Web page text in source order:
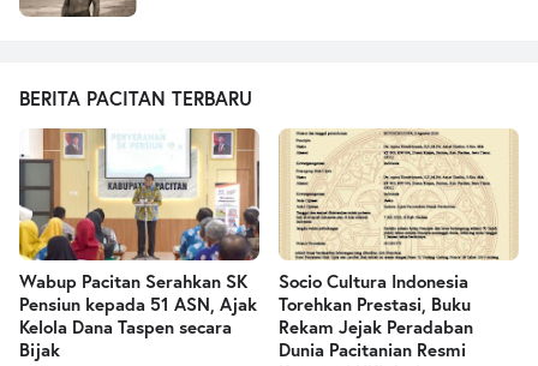
BERITA PACITAN TERBARU
Wabup Pacitan Serahkan SK
Pensiun kepada 51 ASN, Ajak
Kelola Dana Taspen secara
Bijak
Socio Cultura Indonesia
Torehkan Prestasi, Buku
Rekam Jejak Peradaban
Dunia Pacitanian Resmi